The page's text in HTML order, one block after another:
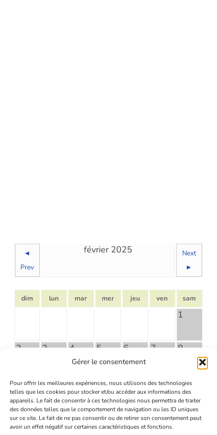
Gérer le consentement
Pour offrir les meilleures expériences, nous utilisons des technologies
telles que les cookies pour stocker et/ou accéder aux informations des
appareils. Le fait de consentir à ces technologies nous permettra de traiter
des données telles que le comportement de navigation ou les ID uniques
sur ce site. Le fait de ne pas consentir ou de retirer son consentement peut
avoir un effet négatif sur certaines caractéristiques et fonctions.
◄
Prev
février 2025
Next
►
dim lun mar mer jeu ven sam
1
2 3 4 5 6 7 8
9 10 11 12 13 14 15
16 17 18 19 20 21 22